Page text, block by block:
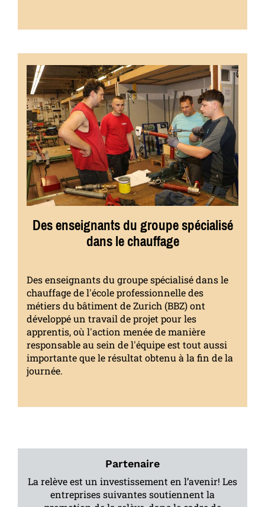
Des enseignants du groupe spécialisé
dans le chauffage
Des enseignants du groupe spécialisé dans le
chauffage de l'école professionnelle des
métiers du bâtiment de Zurich (BBZ) ont
développé un travail de projet pour les
apprentis, où l'action menée de manière
responsable au sein de l'équipe est tout aussi
importante que le résultat obtenu à la fin de la
journée.
Partenaire
La relève est un investissement en l’avenir! Les
entreprises suivantes soutiennent la